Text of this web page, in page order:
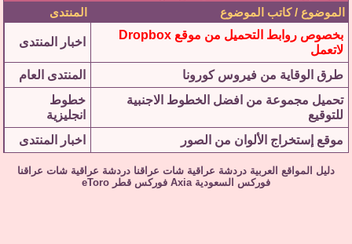
الموضوع / كاتب الموضوع المنتدى
بخصوص روابط التحميل من موقع Dropbox
لاتعمل
اخبار المنتدى
طرق الوقاية من فيروس كورونا
المنتدى العام
تحميل مجموعة من افضل الخطوط الاجنبية
للتوقيع
خطوط
انجليزية
موقع إستخراج الألوان من الصور
اخبار المنتدى
دليل المواقع العربية دردشة عراقية شات عراقنا دردشة عراقية شات عراقنا
فوركس السعودية Axia فوركس قطر eToro